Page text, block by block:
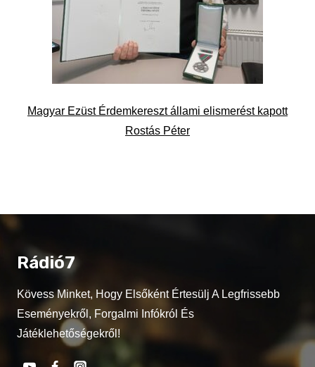
Magyar Ezüst Érdemkereszt állami elismerést kapott
Rostás Péter
Rádió7
Kövess Minket, Hogy Elsőként Értesülj A Legfrissebb
Eseményekről, Forgalmi Infókról És
Játéklehetőségekről!